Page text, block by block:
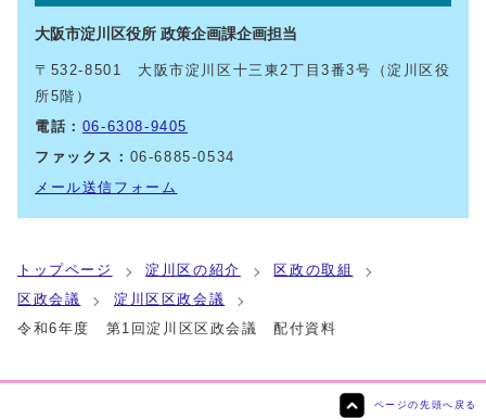
大阪市淀川区役所 政策企画課企画担当
〒532-8501 大阪市淀川区十三東2丁目3番3号（淀川区役
所5階）
電話： 06-6308-9405
ファックス： 06-6885-0534
メール送信フォーム
トップページ 淀川区の紹介
区政の取組
区政会議
淀川区区政会議
令和6年度 第1回淀川区区政会議 配付資料
ページの先頭へ戻る